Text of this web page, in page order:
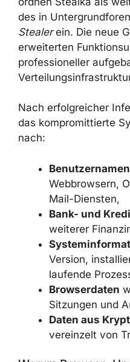
des in
Stealerein. Die neue
ueber erweiterten
professioneller
Stealka das
anderem nach:
aus
E-Mail-Diensten,
Bank- und
weiterer
Version,
laufende
Browserdaten
gespeicherte
Eintraege,
Daten aus
und vereinzelt